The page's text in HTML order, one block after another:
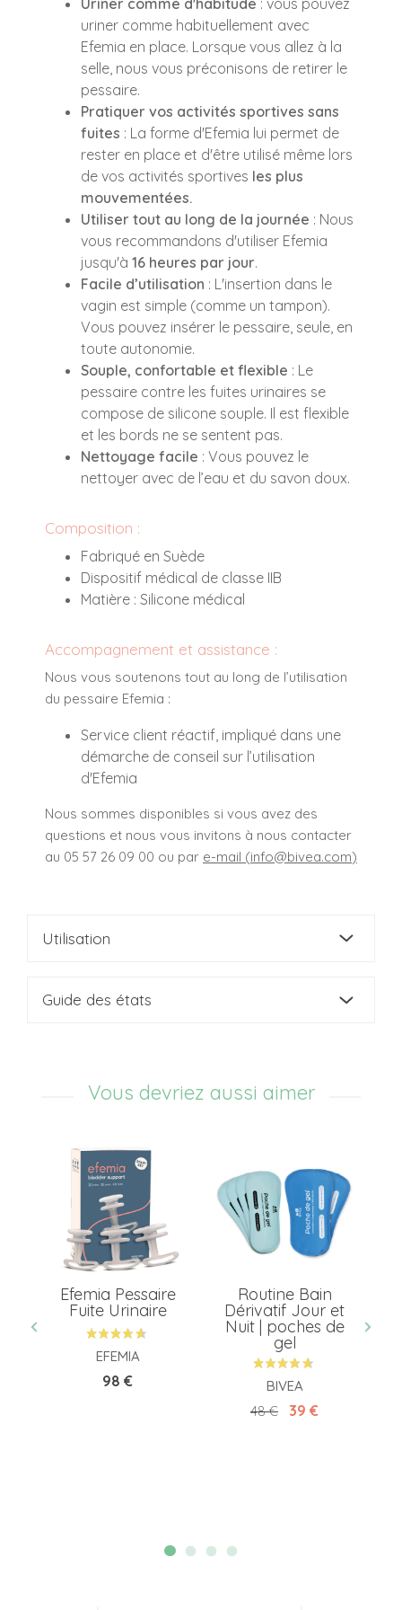
uriner comme habituellement avec
Efemia en place. Lorsque vous allez à la
selle, nous vous préconisons de retirer le
pessaire.
Pratiquer vos activités sportives sans
fuites : La forme d'Efemia lui permet de
rester en place et d'être utilisé même lors
de vos activités sportives les plus
mouvementées.
Utiliser tout au long de la journée : Nous
vous recommandons d'utiliser Efemia
jusqu'à 16 heures par jour.
Facile d’utilisation : L'insertion dans le
vagin est simple (comme un tampon).
Vous pouvez insérer le pessaire, seule, en
toute autonomie.
Souple, confortable et flexible : Le
pessaire contre les fuites urinaires se
compose de silicone souple. Il est flexible
et les bords ne se sentent pas.
Nettoyage facile : Vous pouvez le
nettoyer avec de l’eau et du savon doux.
Composition :
Fabriqué en Suède
Dispositif médical de classe IIB
Matière : Silicone médical
Accompagnement et assistance :
Nous vous soutenons tout au long de l’utilisation
du pessaire Efemia :
Service client réactif, impliqué dans une
démarche de conseil sur l’utilisation
d'Efemia
Nous sommes disponibles si vous avez des
questions et nous vous invitons à nous contacter
au 05 57 26 09 00 ou par e-mail (info@bivea.com)
Utilisation
Guide des états
Vous devriez aussi aimer
Efemia Pessaire
Fuite Urinaire
EFEMIA
Prix
98 €
Routine Bain
Dérivatif Jour et
Nuit | poches de
gel
BIVEA
Prix de base
48 € Prix
39 €